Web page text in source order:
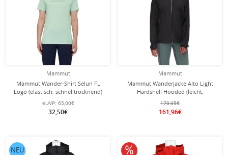
Mammut
Mammut Wander-Shirt Selun FL
Logo (elastisch, schnelltrocknend)
mintgrün Damen
eUVP: 65,00€
32,50€
Mammut
Mammut Wanderjacke Alto Light
Hardshell Hooded (leicht,
wasserdicht, PFC-frei) schwarz
Damen
179,95€
161,96€
NEU 10% reduziert